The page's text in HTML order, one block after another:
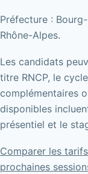
Préfecture :
Rhône-Alpes.
Les candidats
titre RNCP, le
complémentaires
disponibles
présentiel et le
Comparer les
prochaines